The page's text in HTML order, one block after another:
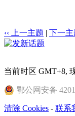
‹‹ 上一主题 | 下一主
当前时区 GMT+8,
鄂公网安备
清除 Cookies - 联系